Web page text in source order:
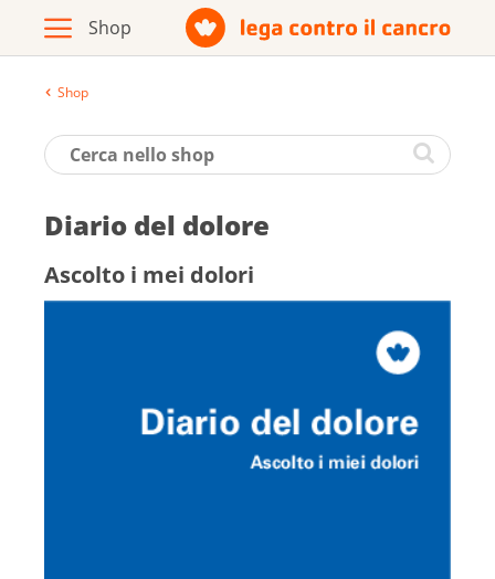
Opuscoli / materiale informativo
Prodotti
Vai al sito della Lega contro il cancro
Italiano
Shop
Diario del dolore
Ascolto i mei dolori